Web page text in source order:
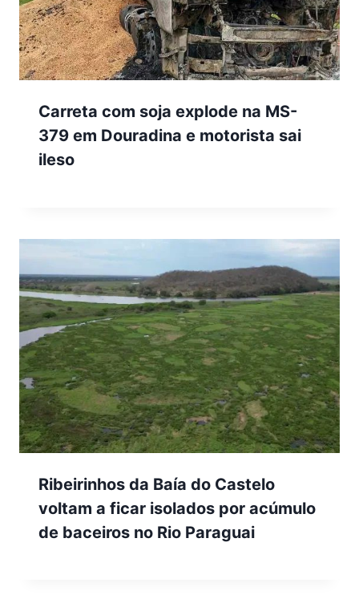
Carreta com soja explode na MS-
379 em Douradina e motorista sai
ileso
Ribeirinhos da Baía do Castelo
voltam a ficar isolados por acúmulo
de baceiros no Rio Paraguai